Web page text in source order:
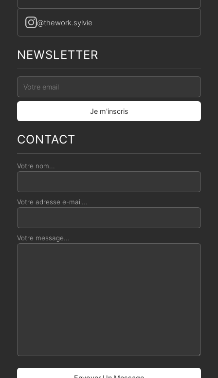
@thework.sylvie
NEWSLETTER
CONTACT
Votre nom...
Votre adresse e-mail...
Votre message...